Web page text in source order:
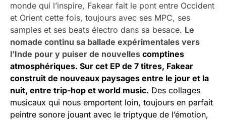
monde qui l’inspire, Fakear fait le pont entre Occident
et Orient cette fois, toujours avec ses MPC, ses
samples et ses beats électro dans sa besace. Le
nomade continu sa ballade expérimentales vers
l’Inde pour y puiser de nouvelles comptines
atmosphériques. Sur cet EP de 7 titres, Fakear
construit de nouveaux paysages entre le jour et la
nuit, entre trip-hop et world music. Des collages
musicaux qui nous emportent loin, toujours en parfait
peintre sonore jouant avec le triptyque de l’émotion,